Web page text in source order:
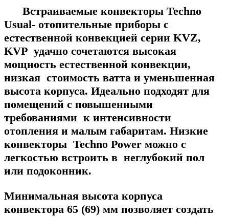
Встраиваемые конвекторы Techno
Usual- отопительные приборы с
естественной конвекцией серии KVZ,
KVP удачно сочетаются высокая
мощность естественной конвекции,
низкая стоимость ватта и уменьшенная
высота корпуса. Идеально подходят для
помещений с повышенными
требованиями к интенсивности
отопления и малым габаритам. Низкие
конвекторы Techno Power можно с
легкостью встроить в неглубокий пол
или подоконник.
Минимальная высота корпуса
конвектора 65 (69) мм позволяет создать